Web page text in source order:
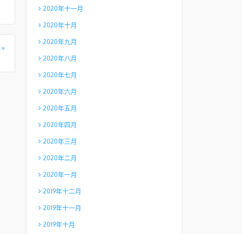
»
2020年十一月
2020年十月
2020年九月
2020年八月
2020年七月
2020年六月
2020年五月
2020年四月
2020年三月
2020年二月
2020年一月
2019年十二月
2019年十一月
2019年十月